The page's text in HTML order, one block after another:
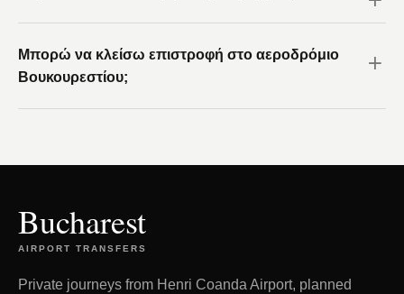
Μπορώ να κλείσω επιστροφή στο αεροδρόμιο
Βουκουρεστίου;
Bucharest
AIRPORT TRANSFERS
Private journeys from Henri Coanda Airport, planned